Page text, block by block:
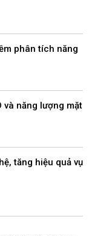
phân tích năng
và năng lượng mặt
tăng hiệu quả vụ